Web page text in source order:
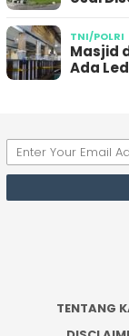
TNI/POLRI
Masjid
Ada
TENTANG